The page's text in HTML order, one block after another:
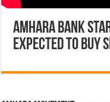
Amhara Bank
expected to buy